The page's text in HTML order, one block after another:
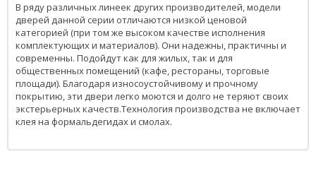
В ряду различных линеек других производителей, модели
дверей данной серии отличаются низкой ценовой
категорией (при том же высоком качестве исполнения
комплектующих и материалов). Они надежны, практичны и
современны. Подойдут как для жилых, так и для
общественных помещений (кафе, рестораны, торговые
площади). Благодаря износоустойчивому и прочному
покрытию, эти двери легко моются и долго не теряют своих
экстерьерных качеств.Технология производства не включает
клея на формальдегидах и смолах.